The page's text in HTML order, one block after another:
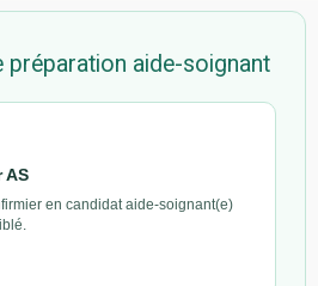
préparation aide-soignant
AS
en candidat aide-soignant(e)